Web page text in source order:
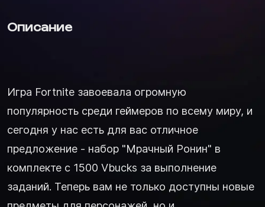
Описание
Игра Fortnite завоевала огромную
популярность среди геймеров по всему миру, и
сегодня у нас есть для вас отличное
предложение - набор "Мрачный Ронин" в
комплекте с 1500 Vbucks за выполнение
заданий. Теперь вам не только доступны новые